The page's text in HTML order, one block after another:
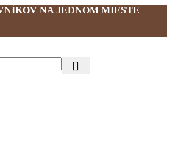
NA JEDNOM MIESTE